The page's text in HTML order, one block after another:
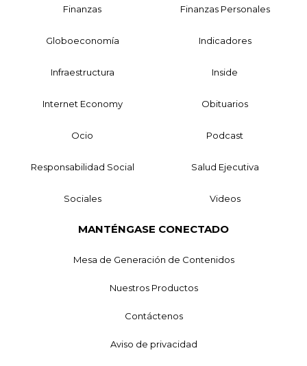
Finanzas Finanzas Personales
Globoeconomía Indicadores
Infraestructura Inside
Internet Economy Obituarios
Ocio Podcast
Responsabilidad Social Salud Ejecutiva
Sociales Videos
MANTÉNGASE CONECTADO
Mesa de Generación de Contenidos
Nuestros Productos
Contáctenos
Aviso de privacidad